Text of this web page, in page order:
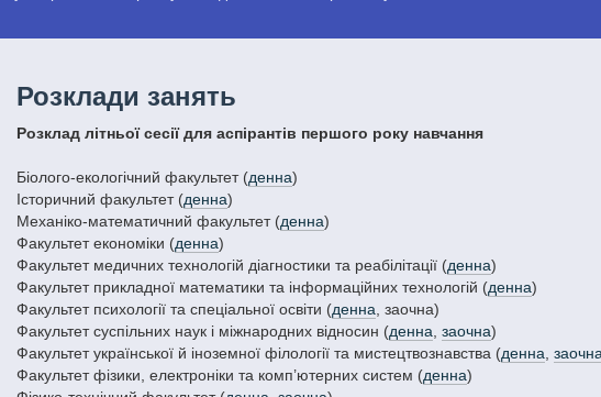
Розклади занять
Розклад літньої сесії для аспірантів першого року навчання
Біолого-екологічний факультет (денна)
Історичний факультет (денна)
Механіко-математичний факультет (денна)
Факультет економіки (денна)
Факультет медичних технологій діагностики та реабілітації (денна)
Факультет прикладної математики та інформаційних технологій (денна)
Факультет психології та спеціальної освіти (денна , заочна)
Факультет суспільних наук і міжнародних відносин (денна заочна)
Факультет української й іноземної філології та мистецтвознавства (денна
Факультет фізики, електроніки та комп’ютерних систем (денна)